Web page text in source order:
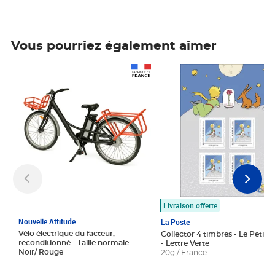
Vous pourriez également aimer
Nouvelle Attitude
Vélo électrique du facteur,
reconditionné - Taille normale -
Noir/ Rouge
Livraison offerte
La Poste
Collector 4 timbres - Le Petit
- Lettre Verte
20g / France
Prix 7,50€